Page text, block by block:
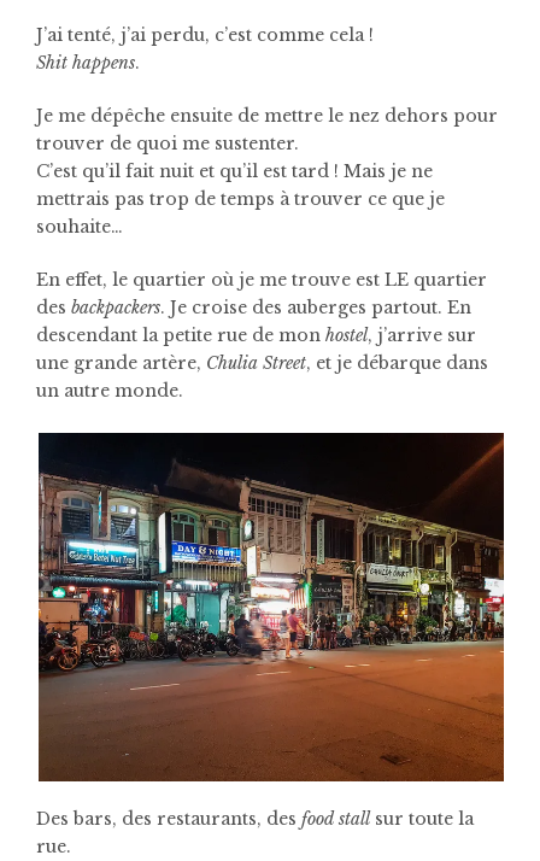
J’ai tenté, j’ai perdu, c’est comme cela !
Shit happens.
Je me dépêche ensuite de mettre le nez dehors pour
trouver de quoi me sustenter.
C’est qu’il fait nuit et qu’il est tard ! Mais je ne
mettrais pas trop de temps à trouver ce que je
souhaite…
En effet, le quartier où je me trouve est LE quartier
des backpackers. Je croise des auberges partout. En
descendant la petite rue de mon hostel, j’arrive sur
une grande artère, Chulia Street, et je débarque dans
un autre monde.
Des bars, des restaurants, des food stallsur toute la
rue.